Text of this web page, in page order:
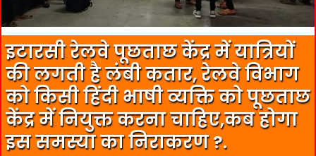
इटारसी रेलवे पूछताछ केंद्र में यात्रियों
की लगती है लंबी कतार, रेलवे विभाग
को किसी हिंदी भाषी व्यक्ति को पूछताछ
केंद्र में नियुक्त करना चाहिए,कब होगा
इस समस्या का निराकरण ?.